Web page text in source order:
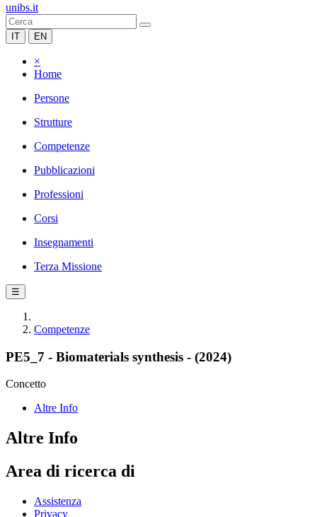
unibs.it
IT EN
×
Home
Persone
Strutture
Competenze
Pubblicazioni
Professioni
Corsi
Insegnamenti
Terza Missione
☰
Competenze
PE5_7 - Biomaterials synthesis - (2024)
Concetto
Altre Info
Altre Info
Area di ricerca di
Assistenza
Privacy